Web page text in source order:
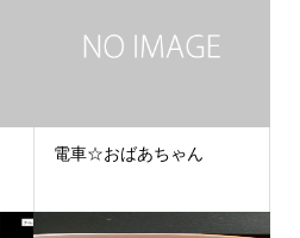
電車☆おばあちゃん